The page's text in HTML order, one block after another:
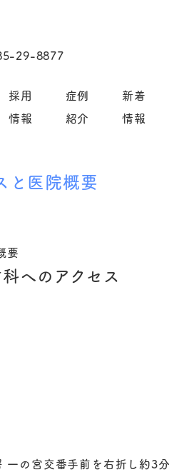
採用
情報
症例
紹介
新着
情報
と医院概要
要
へのアクセス
一の宮交番手前を右折し約3分